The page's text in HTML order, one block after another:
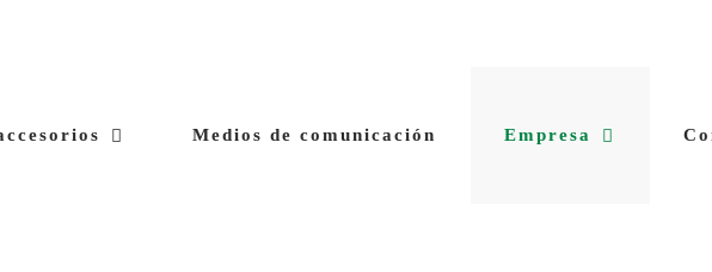
Medios de comunicación Empresa